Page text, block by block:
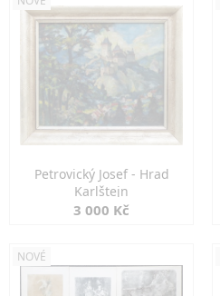
Petrovický Josef - Hrad
Karlštejn
3 000 Kč
NOVÉ